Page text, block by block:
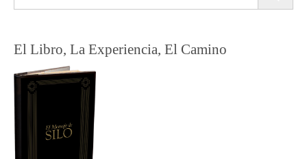
El Libro, La Experiencia, El Camino